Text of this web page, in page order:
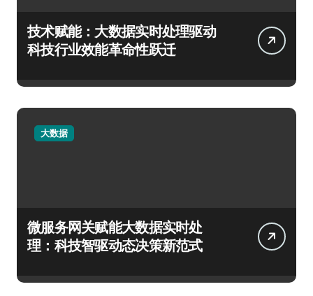
技术赋能：大数据实时处理驱动
科技行业效能革命性跃迁
大数据
微服务网关赋能大数据实时处
理：科技智驱动态决策新范式